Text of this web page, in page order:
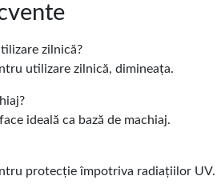
zilnică?
utilizare zilnică, dimineața.
ideală ca bază de machiaj.
protecție împotriva radiațiilor UV.